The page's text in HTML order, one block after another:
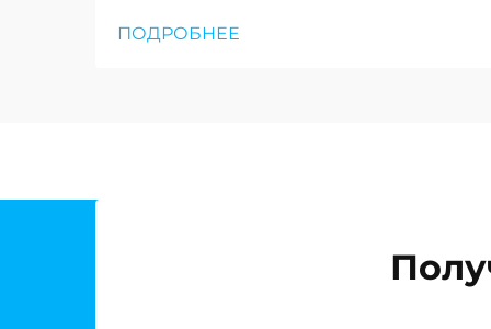
действительно способна
замечаний в адрес традиционных
систем обратного осмоса...
ПОДРОБНЕЕ